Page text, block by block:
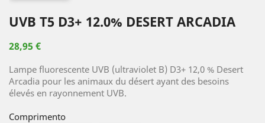
UVB T5 D3+ 12.0% DESERT ARCADIA
28,95 €
Lampe fluorescente UVB (ultraviolet B) D3+ 12,0 % Desert
Arcadia pour les animaux du désert ayant des besoins
élevés en rayonnement UVB.
Comprimento